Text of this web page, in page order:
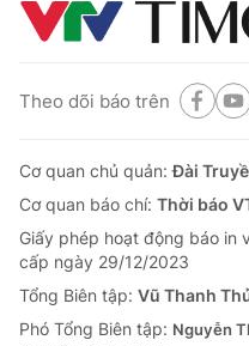
Theo dõi báo trên
Cơ quan chủ quản:Đài
Cơ quan báo chí: Thời báo
Giấy phép hoạt động báo in
cấp ngày 29/12/2023
Tổng Biên tập: Vũ Thanh
Phó Tổng Biên tập: Nguyễn